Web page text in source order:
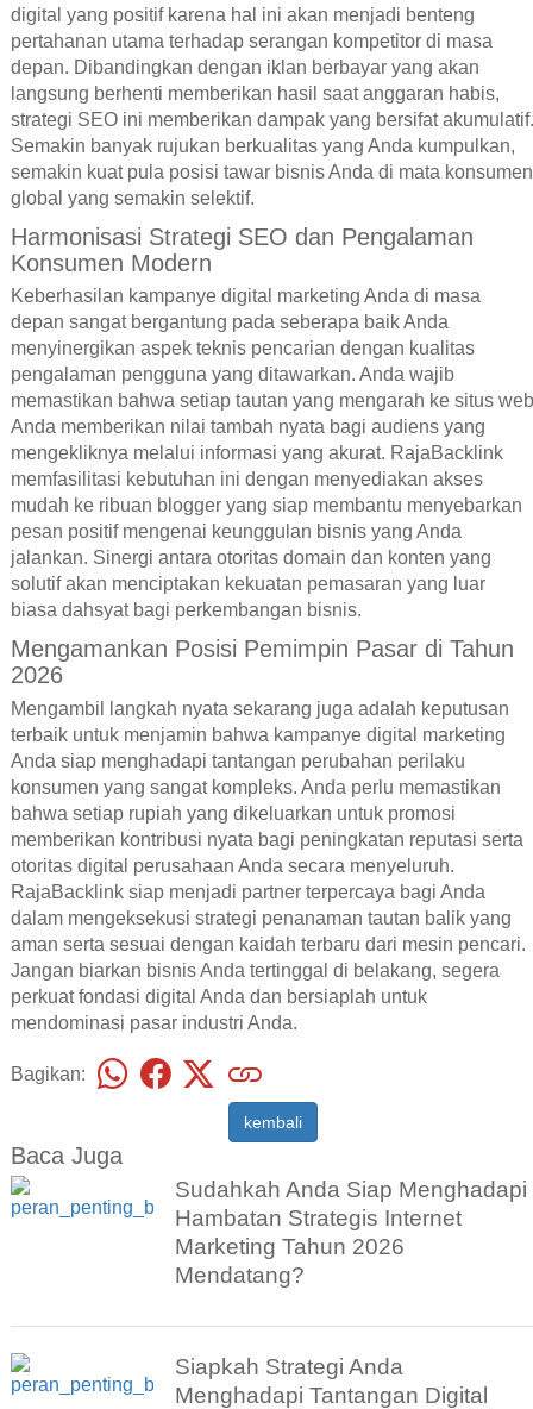
digital yang positif karena hal ini akan menjadi benteng
pertahanan utama terhadap serangan kompetitor di masa
depan. Dibandingkan dengan iklan berbayar yang akan
langsung berhenti memberikan hasil saat anggaran habis,
strategi SEO ini memberikan dampak yang bersifat akumulatif.
Semakin banyak rujukan berkualitas yang Anda kumpulkan,
semakin kuat pula posisi tawar bisnis Anda di mata konsumen
global yang semakin selektif.
Harmonisasi Strategi SEO dan Pengalaman
Konsumen Modern
Keberhasilan kampanye digital marketing Anda di masa
depan sangat bergantung pada seberapa baik Anda
menyinergikan aspek teknis pencarian dengan kualitas
pengalaman pengguna yang ditawarkan. Anda wajib
memastikan bahwa setiap tautan yang mengarah ke situs web
Anda memberikan nilai tambah nyata bagi audiens yang
mengekliknya melalui informasi yang akurat. RajaBacklink
memfasilitasi kebutuhan ini dengan menyediakan akses
mudah ke ribuan blogger yang siap membantu menyebarkan
pesan positif mengenai keunggulan bisnis yang Anda
jalankan. Sinergi antara otoritas domain dan konten yang
solutif akan menciptakan kekuatan pemasaran yang luar
biasa dahsyat bagi perkembangan bisnis.
Mengamankan Posisi Pemimpin Pasar di Tahun
2026
Mengambil langkah nyata sekarang juga adalah keputusan
terbaik untuk menjamin bahwa kampanye digital marketing
Anda siap menghadapi tantangan perubahan perilaku
konsumen yang sangat kompleks. Anda perlu memastikan
bahwa setiap rupiah yang dikeluarkan untuk promosi
memberikan kontribusi nyata bagi peningkatan reputasi serta
otoritas digital perusahaan Anda secara menyeluruh.
RajaBacklink siap menjadi partner terpercaya bagi Anda
dalam mengeksekusi strategi penanaman tautan balik yang
aman serta sesuai dengan kaidah terbaru dari mesin pencari.
Jangan biarkan bisnis Anda tertinggal di belakang, segera
perkuat fondasi digital Anda dan bersiaplah untuk
mendominasi pasar industri Anda.
Bagikan:
kembali
Baca Juga
Sudahkah Anda Siap Menghadapi
Hambatan Strategis Internet
Marketing Tahun 2026
Mendatang?
Siapkah Strategi Anda
Menghadapi Tantangan Digital